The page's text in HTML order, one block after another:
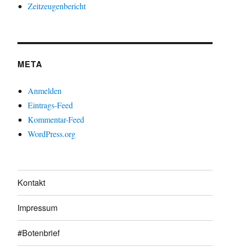
Zeitzeugenbericht
META
Anmelden
Eintrags-Feed
Kommentar-Feed
WordPress.org
Kontakt
Impressum
#Botenbrief